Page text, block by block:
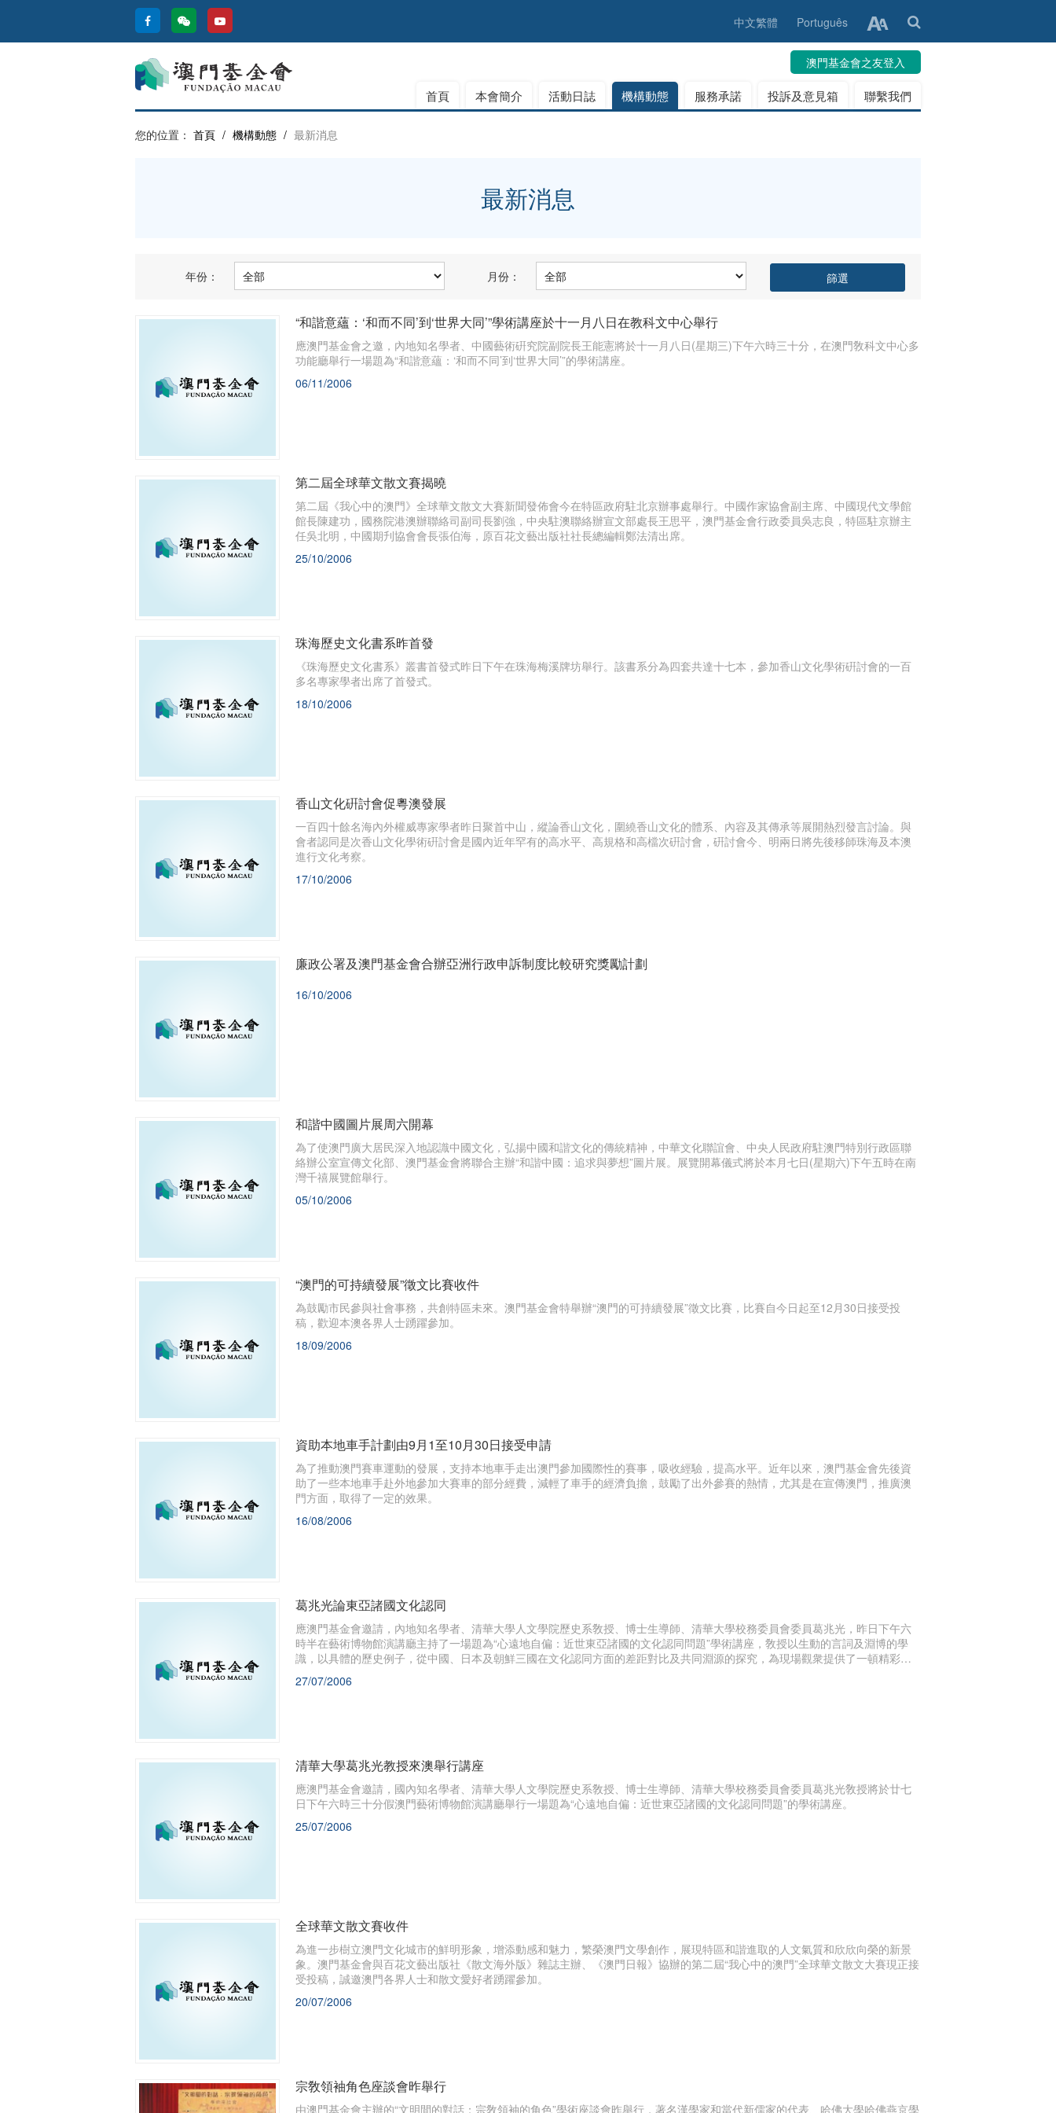
中文繁體 Português
澳門基金會之友登入
首頁 本會簡介 活動日誌 機構動態 服務承諾 投訴及意見箱 聯繫我們
您的位置： 首頁 / 機構動態 / 最新消息
最新消息
年份： 月份： 篩選
“和諧意蘊：‘和而不同’到‘世界大同’”學術講座於十一月八日在教科文中心舉行
​應澳門基金會之邀，內地知名學者、中國藝術硏究院副院長王能憲將於十一月八日(星期三)下午六時三十分，在澳門敎科文中心多
功能廳舉行一場題為“和諧意蘊：‘和而不同’到‘世界大同’”的學術講座。
06/11/2006
第二屆全球華文散文賽揭曉
第二屆《我心中的澳門》全球華文散文大賽新聞發佈會今在特區政府駐北京辦事處舉行。中國作家協會副主席、中國現代文學館
館長陳建功，國務院港澳辦聯絡司副司長劉強，中央駐澳聯絡辦宣文部處長王思平，澳門基金會行政委員吳志良，特區駐京辦主
任吳北明，中國期刋協會會長張伯海，原百花文藝出版社社長總編輯鄭法清出席。
25/10/2006
珠海歷史文化書系昨首發
《珠海歷史文化書系》叢書首發式昨日下午在珠海梅溪牌坊舉行。該書系分為四套共達十七本，參加香山文化學術硏討會的一百
多名專家學者出席了首發式。
18/10/2006
香山文化硏討會促粵澳發展
一百四十餘名海內外權威專家學者昨日聚首中山，縱論香山文化，圍繞香山文化的體系、內容及其傳承等展開熱烈發言討論。與
會者認同是次香山文化學術硏討會是國內近年罕有的高水平、高規格和高檔次硏討會，硏討會今、明兩日將先後移師珠海及本澳
進行文化考察。
17/10/2006
廉政公署及澳門基金會合辦亞洲行政申訴制度比較研究獎勵計劃
16/10/2006
和諧中國圖片展周六開幕
為了使澳門廣大居民深入地認識中國文化，弘揚中國和諧文化的傳統精神，中華文化聯誼會、中央人民政府駐澳門特別行政區聯
絡辦公室宣傳文化部、澳門基金會將聯合主辦“和諧中國：追求與夢想”圖片展。展覽開幕儀式將於本月七日(星期六)下午五時在南
灣千禧展覽館舉行。
05/10/2006
“澳門的可持續發展”徵文比賽收件
為鼓勵市民參與社會事務，共創特區未來。澳門基金會特舉辦“澳門的可持續發展”徵文比賽，比賽自今日起至12月30日接受投
稿，歡迎本澳各界人士踴躍參加。
18/09/2006
資助本地車手計劃由9月1至10月30日接受申請
為了推動澳門賽車運動的發展，支持本地車手走出澳門參加國際性的賽事，吸收經驗，提高水平。近年以來，澳門基金會先後資
助了一些本地車手赴外地參加大賽車的部分經費，減輕了車手的經濟負擔，鼓勵了出外參賽的熱情，尤其是在宣傳澳門，推廣澳
門方面，取得了一定的效果。
16/08/2006
葛兆光論東亞諸國文化認同
應澳門基金會邀請，內地知名學者、清華大學人文學院歷史系敎授、博士生導師、清華大學校務委員會委員葛兆光，昨日下午六
時半在藝術博物館演講廳主持了一場題為“心遠地自偏：近世東亞諸國的文化認同問題”學術講座，敎授以生動的言詞及淵博的學
識，以具體的歷史例子，從中國、日本及朝鮮三國在文化認同方面的差距對比及共同淵源的探究，為現場觀衆提供了一頓精彩的
精神盛宴。
27/07/2006
清華大學葛兆光教授來澳舉行講座
應澳門基金會邀請，國內知名學者、清華大學人文學院歷史系敎授、博士生導師、清華大學校務委員會委員葛兆光敎授將於廿七
日下午六時三十分假澳門藝術博物館演講廳舉行一場題為“心遠地自偏：近世東亞諸國的文化認同問題”的學術講座。
25/07/2006
全球華文散文賽收件
為進一步樹立澳門文化城市的鮮明形象，增添動感和魅力，繁榮澳門文學創作，展現特區和諧進取的人文氣質和欣欣向榮的新景
象。澳門基金會與百花文藝出版社《散文海外版》雜誌主辦、《澳門日報》協辦的第二屆“我心中的澳門”全球華文散文大賽現正接
受投稿，誠邀澳門各界人士和散文愛好者踴躍參加。
20/07/2006
宗敎領袖角色座談會昨舉行
由澳門基金會主辦的“文明間的對話：宗敎領袖的角色”學術座談會昨舉行，著名漢學家和當代新儒家的代表、哈佛大學哈佛燕京學